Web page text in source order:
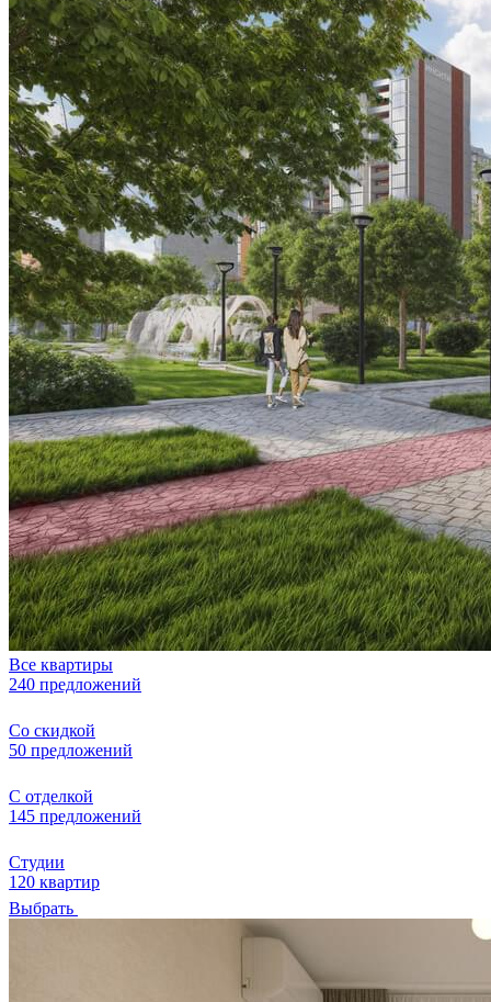
Все квартиры
240 предложений
Со скидкой
50 предложений
С отделкой
145 предложений
Студии
120 квартир
Выбрать